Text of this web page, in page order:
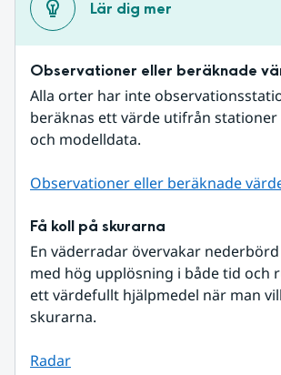
Lär dig mer
Observationer eller beräknade
Alla orter har inte
beräknas ett värde utifrån
och modelldata.
Observationer eller beräknade
Få koll på skurarna
En väderradar övervakar
med hög upplösning i både tid och
ett värdefullt hjälpmedel när man
skurarna.
Radar